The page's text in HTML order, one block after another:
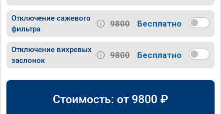
Отключение сажевого
фильтра
9800 Бесплатно
Отключение вихревых
заслонок
9800 Бесплатно
Стоимость: от 9800 ₽